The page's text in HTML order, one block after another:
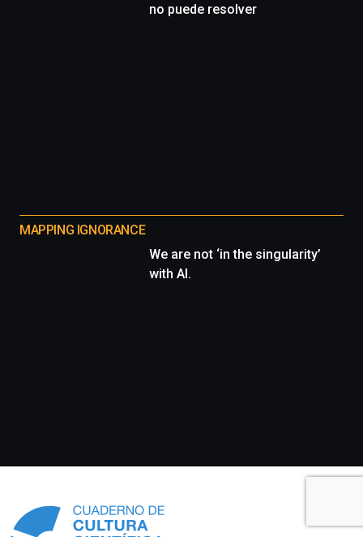
no puede resolver
MAPPING IGNORANCE
We are not ‘in the singularity’
with AI.